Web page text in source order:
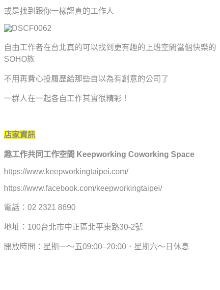
或是找到跟你一樣認真的工作人
自由工作者在台北真的可以找到更有趣的上班空間當個快樂的
SOHO族
不用再費心投履歷給那些自以為有創意的公司了
一群人在一起各自工作其實很精彩！
店家資訊
趣工作共同工作空間 Keepworking Coworking Space
https://www.keepworkingtaipei.com/
https://www.facebook.com/keepworkingtaipei/
電話：02 2321 8690
地址：100台北市中正區北平東路30-2號
開放時間：星期一～五09:00–20:00．星期六～日休息